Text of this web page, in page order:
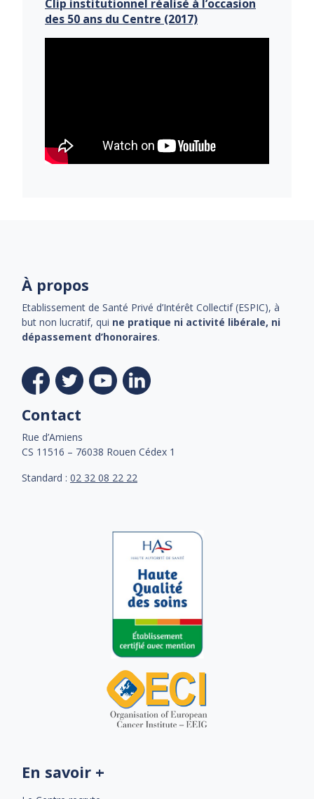
Clip institutionnel réalisé à l’occasion
des 50 ans du Centre (2017)
À propos
Etablissement de Santé Privé d’Intérêt Collectif (ESPIC), à
but non lucratif, qui ne pratique ni activité libérale, ni
dépassement d’honoraires.
Contact
Rue d’Amiens
CS 11516 – 76038 Rouen Cédex 1
Standard : 02 32 08 22 22
En savoir +